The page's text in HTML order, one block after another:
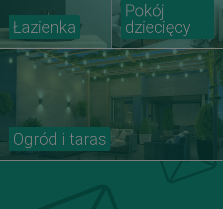
Ogród i taras
Łazienka
Pokój
dziecięcy